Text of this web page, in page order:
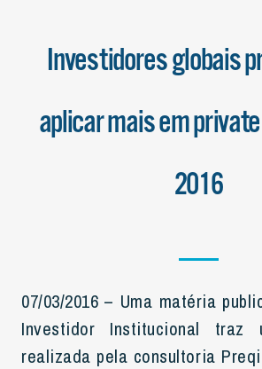
Investidores globais
aplicar mais em
2016
07/03/2016 – Uma matéria
Investidor Institucional traz
realizada pela consultoria